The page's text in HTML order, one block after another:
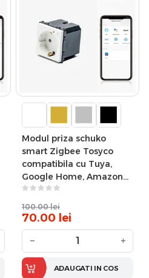
Modul priza schuko
smart Zigbee Tosyco
compatibila cu Tuya,
Google Home, Amazon
Alexa
100.00 lei
70.00 lei
− +
ADAUGATI IN COS